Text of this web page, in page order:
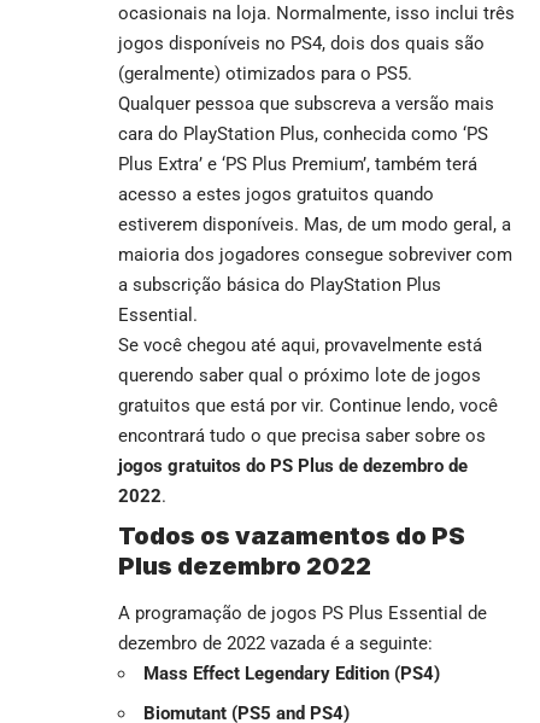
ocasionais na loja. Normalmente, isso inclui três
jogos disponíveis no PS4, dois dos quais são
(geralmente) otimizados para o PS5.
Qualquer pessoa que subscreva a versão mais
cara do PlayStation Plus, conhecida como ‘PS
Plus Extra’ e ‘PS Plus Premium’, também terá
acesso a estes jogos gratuitos quando
estiverem disponíveis. Mas, de um modo geral, a
maioria dos jogadores consegue sobreviver com
a subscrição básica do PlayStation Plus
Essential.
Se você chegou até aqui, provavelmente está
querendo saber qual o próximo lote de jogos
gratuitos que está por vir. Continue lendo, você
encontrará tudo o que precisa saber sobre os
jogos gratuitos do PS Plus de dezembro de
2022.
Todos os vazamentos do PS
Plus dezembro 2022
A programação de jogos PS Plus Essential de
dezembro de 2022 vazada é a seguinte:
Mass Effect Legendary Edition (PS4)
Biomutant (PS5 and PS4)